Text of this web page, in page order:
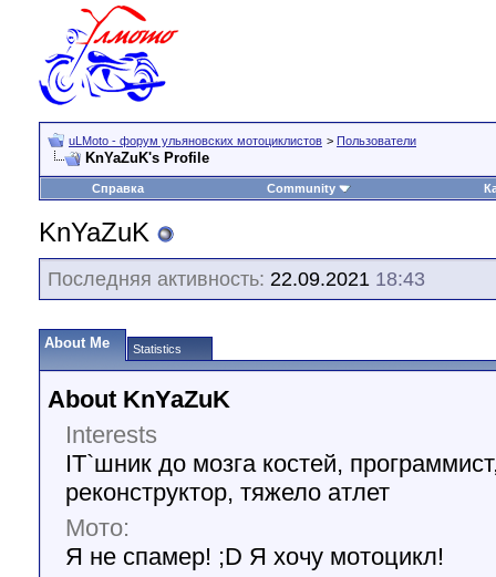
uLMoto - форум ульяновских мотоциклистов > Пользователи
KnYaZuK's Profile
Справка Community
KnYaZuK
Последняя активность: 22.09.2021 18:43
About Me Statistics
About KnYaZuK
Interests
IT`шник до мозга костей,
реконструктор, тяжело атлет
Мото:
Я не спамер! ;D Я хочу мотоцикл!